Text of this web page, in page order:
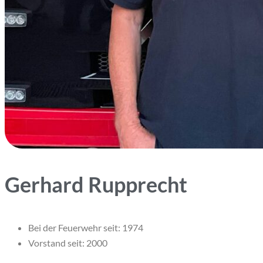
Gerhard Rupprecht
Bei der Feuerwehr seit: 1974
Vorstand seit: 2000